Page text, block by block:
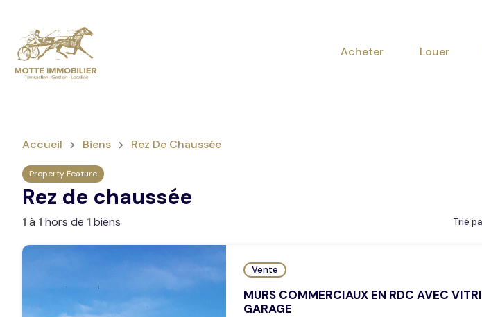
Acheter
Acheter Louer
Accueil Biens Rez De Chaussée
Property Feature
Rez de chaussée
1à 1hors de 1biens Trié
Vente
MURS COMMERCIAUX EN RDC AVEC
GARAGE